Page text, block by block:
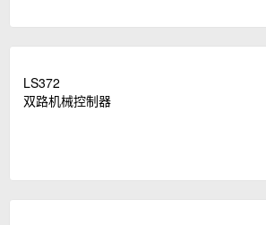
LS372
双路机械控制器